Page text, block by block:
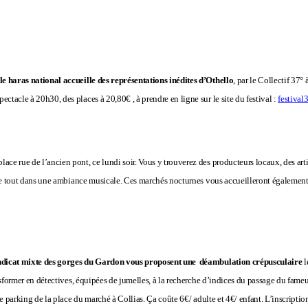
le haras national accueille des représentations inédites d’Othello, par le Collectif 37°
à 20h30, des places à 20,80€ , à prendre en ligne sur le site du festival :
rue de l’ancien pont, ce lundi soir. Vous y trouverez des producteurs locaux, des
tout dans une ambiance musicale. Ces marchés nocturnes vous accueilleront
mixte des gorges du Gardon vous proposent une déambulation crépusculaire
en détectives, équipées de jumelles, à la recherche d’indices du passage du
parking de la place du marché à Collias. Ça coûte 6€/ adulte et 4€/ enfant.